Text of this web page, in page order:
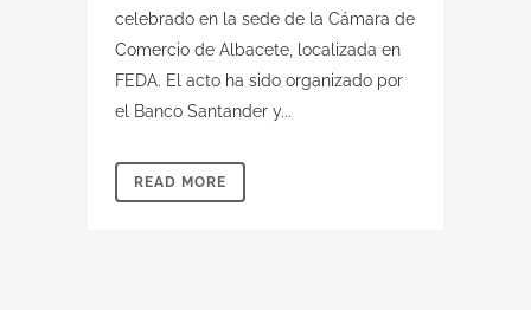
celebrado en la sede de la Cámara de
Comercio de Albacete, localizada en
FEDA. El acto ha sido organizado por
el Banco Santander y...
READ MORE